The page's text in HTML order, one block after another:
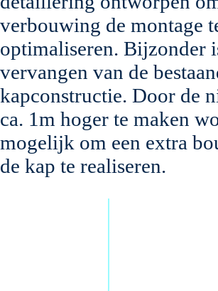
verbouwing de montage
optimaliseren. Bijzonder
vervangen van de
kapconstructie. Door de
ca. 1m hoger te maken
mogelijk om een extra
de kap te realiseren.